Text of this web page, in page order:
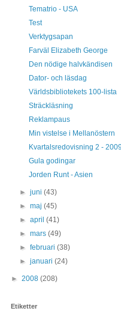
Tematrio - USA
Test
Verktygsapan
Farväl Elizabeth George
Den nödige halvkändisen
Dator- och läsdag
Världsbibliotekets 100-lista
Sträckläsning
Reklampaus
Min vistelse i Mellanöstern
Kvartalsredovisning 2 -
Gula godingar
Jorden Runt - Asien
►juni(43)
►maj(45)
►april(41)
►mars(49)
►februari(38)
►januari(24)
► 2008 (208)
Etiketter